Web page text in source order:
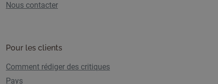
Nous contacter
Pour les clients
Comment rédiger des critiques
Pays